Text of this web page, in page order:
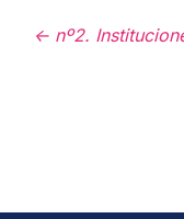
<- nº2.